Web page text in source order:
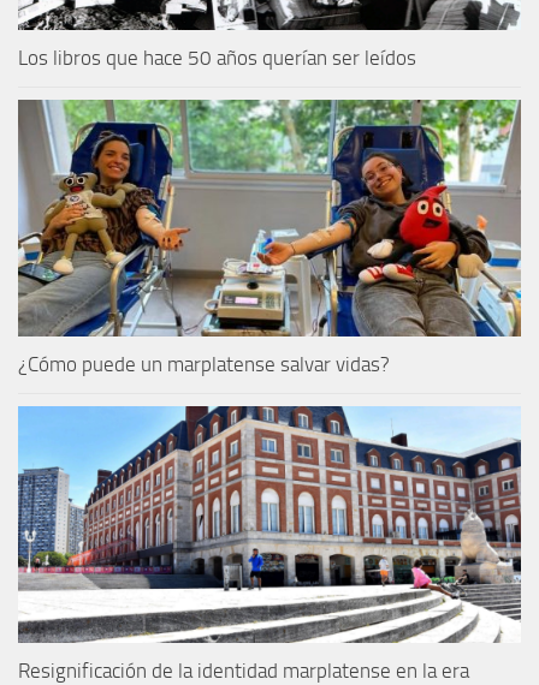
Los libros que hace 50 años querían ser leídos
¿Cómo puede un marplatense salvar vidas?
Resignificación de la identidad marplatense en la era